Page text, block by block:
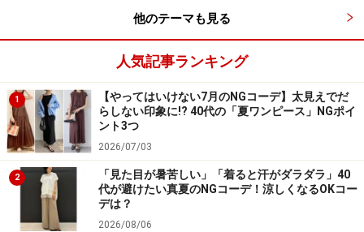
を合わせた上下ユニクロコーデですが、大人にちょうど
いいカジュアルさにまとまっています。
中にタンクトップやTシャツを着た上からさらっと羽織
るだけでこなれ感も出ますし、ロング丈なのでヒップま
わりは自然にカバーできるのも嬉しいポイントです。
こちらのシャツに合わせたパンツは、ユニクロの「スマ
ートアンクルパンツ」。
他のテーマも見る
人気記事ランキング
1
【やってはいけない7月のNGコーデ】太見えでだ
らしない印象に!? 40代の「夏ワンピース」NGポイ
ント3つ
2026/07/03
2
「見た目が暑苦しい」「着ると汗がダラダラ」40
代が避けたい真夏のNGコーデ！涼しくなるOKコー
デは？
2026/08/06